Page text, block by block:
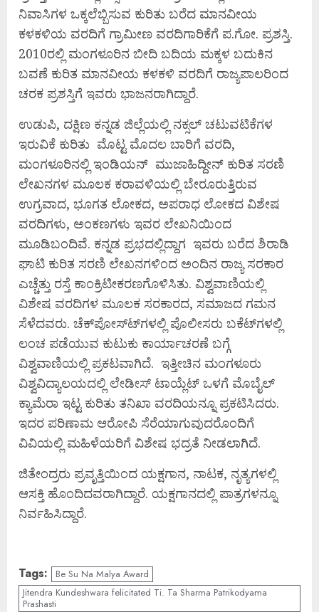
ನಿವಾಸಿಗಳ ಒಕ್ಕಲೆಬ್ಬಿಸುವ ಕುರಿತು ಬರೆದ ಮಾನವೀಯ
ಕಳಕಳಿಯ ವರದಿಗೆ ಗ್ರಾಮೀಣ ವರದಿಗಾರಿಕೆಗೆ ಪ.ಗೋ. ಪ್ರಶಸ್ತಿ.
2010ರಲ್ಲಿ ಮಂಗಳೂರಿನ ಬೀದಿ ಬದಿಯ ಮಕ್ಕಳ ಬದುಕಿನ
ಬವಣೆ ಕುರಿತ ಮಾನವೀಯ ಕಳಕಳಿ ವರದಿಗೆ ರಾಜ್ಯಪಾಲರಿಂದ
ಚರಕ ಪ್ರಶಸ್ತಿಗೆ ಇವರು ಭಾಜನರಾಗಿದ್ದಾರೆ.
ಉಡುಪಿ, ದಕ್ಷಿಣ ಕನ್ನಡ ಜಿಲ್ಲೆಯಲ್ಲಿ ನಕ್ಸಲ್ ಚಟುವಟಿಕೆಗಳ
ಇರುವಿಕೆ ಕುರಿತು ಮೊಟ್ಟ ಮೊದಲ ಬಾರಿಗೆ ವರದಿ,
ಮಂಗಳೂರಿನಲ್ಲಿ ಇಂಡಿಯನ್ ಮುಜಾಹಿದ್ದೀನ್ ಕುರಿತ ಸರಣಿ
ಲೇಖನಗಳ ಮೂಲಕ ಕರಾವಳಿಯಲ್ಲಿ ಬೇರೂರುತ್ತಿರುವ
ಉಗ್ರವಾದ, ಭೂಗತ ಲೋಕದ, ಅಪರಾಧ ಲೋಕದ ವಿಶೇಷ
ವರದಿಗಳು, ಅಂಕಣಗಳು ಇವರ ಲೇಖನಿಯಿಂದ
ಮೂಡಿಬಂದಿವೆ. ಕನ್ನಡ ಪ್ರಭದಲ್ಲಿದ್ದಾಗ ಇವರು ಬರೆದ ಶಿರಾಡಿ
ಘಾಟಿ ಕುರಿತ ಸರಣಿ ಲೇಖನಗಳಿಂದ ಅಂದಿನ ರಾಜ್ಯ ಸರಕಾರ
ಎಚ್ಚೆತ್ತು ರಸ್ತೆ ಕಾಂಕ್ರಿಟೀಕರಣಗೊಳಿಸಿತು. ವಿಶ್ವವಾಣಿಯಲ್ಲಿ
ವಿಶೇಷ ವರದಿಗಳ ಮೂಲಕ ಸರಕಾರದ, ಸಮಾಜದ ಗಮನ
ಸೆಳೆದವರು. ಚೆಕ್‌ಪೋಸ್‌ಟ್‌‌ಗಳಲ್ಲಿ ಪೊಲೀಸರು ಬಕೆಟ್‌ಗಳಲ್ಲಿ
ಲಂಚ ಪಡೆಯುವ ಕುಟುಕು ಕಾರ್ಯಾಚರಣೆ ಬಗ್ಗೆ
ವಿಶ್ವವಾಣಿಯಲ್ಲಿ ಪ್ರಕಟವಾಗಿದೆ. ಇತ್ತೀಚಿನ ಮಂಗಳೂರು
ವಿಶ್ವವಿದ್ಯಾಲಯದಲ್ಲಿ ಲೇಡೀಸ್ ಟಾಯ್ಲೆಟ್ ಒಳಗೆ ಮೊಬೈಲ್
ಕ್ಯಾಮೆರಾ ಇಟ್ಟ ಕುರಿತು ತನಿಖಾ ವರದಿಯನ್ನೂ ಪ್ರಕಟಿಸಿದರು.
ಇದರ ಪರಿಣಾಮ ಆರೋಪಿ ಸೆರೆಯಾಗುವುದರೊಂದಿಗೆ
ವಿವಿಯಲ್ಲಿ ಮಹಿಳೆಯರಿಗೆ ವಿಶೇಷ ಭದ್ರತೆ ನೀಡಲಾಗಿದೆ.
ಜಿತೇಂದ್ರರು ಪ್ರವೃತ್ತಿಯಿಂದ ಯಕ್ಷಗಾನ, ನಾಟಕ, ನೃತ್ಯಗಳಲ್ಲಿ
ಆಸಕ್ತಿ ಹೊಂದಿದವರಾಗಿದ್ದಾರೆ. ಯಕ್ಷಗಾನದಲ್ಲಿ ಪಾತ್ರಗಳನ್ನೂ
ನಿರ್ವಹಿಸಿದ್ದಾರೆ.
Tags:
Be Su Na Malya Award
Jitendra Kundeshwara felicitated Ti. Ta Sharma Patrikodyama
Prashasti